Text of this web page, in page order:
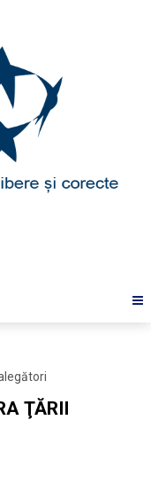
ŢĂRII